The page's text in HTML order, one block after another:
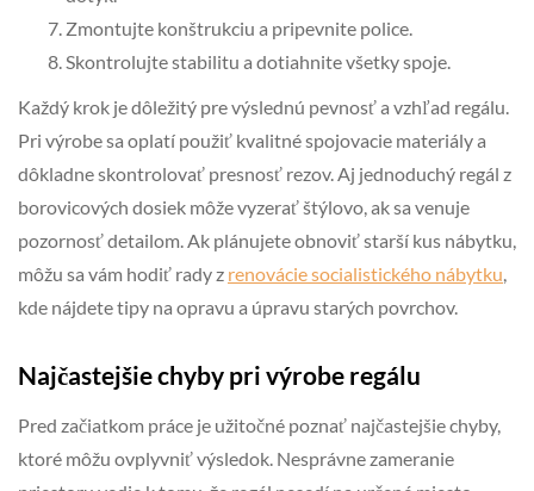
Zmontujte konštrukciu a pripevnite police.
Skontrolujte stabilitu a dotiahnite všetky spoje.
Každý krok je dôležitý pre výslednú pevnosť a vzhľad regálu.
Pri výrobe sa oplatí použiť kvalitné spojovacie materiály a
dôkladne skontrolovať presnosť rezov. Aj jednoduchý regál z
borovicových dosiek môže vyzerať štýlovo, ak sa venuje
pozornosť detailom. Ak plánujete obnoviť starší kus nábytku,
môžu sa vám hodiť rady z renovácie socialistického nábytku,
kde nájdete tipy na opravu a úpravu starých povrchov.
Najčastejšie chyby pri výrobe regálu
Pred začiatkom práce je užitočné poznať najčastejšie chyby,
ktoré môžu ovplyvniť výsledok. Nesprávne zameranie